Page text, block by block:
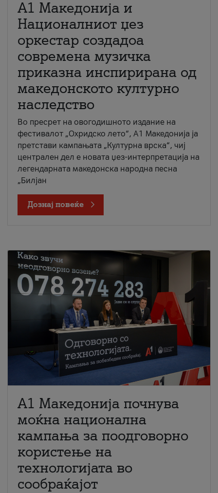
А1 Македонија и
Националниот џез
оркестар создадоа
современа музичка
приказна инспирирана од
македонското културно
наследство
Во пресрет на овогодишното издание на
фестивалот „Охридско лето“, А1 Македонија ја
претстави кампањата „Културна врска“, чиј
централен дел е новата џез-интерпретација на
легендарната македонска народна песна
„Билјан
Дознај повеќе
A1 Македонија почнува
моќна национална
кампања за поодговорно
користење на
технологијата во
сообраќајот